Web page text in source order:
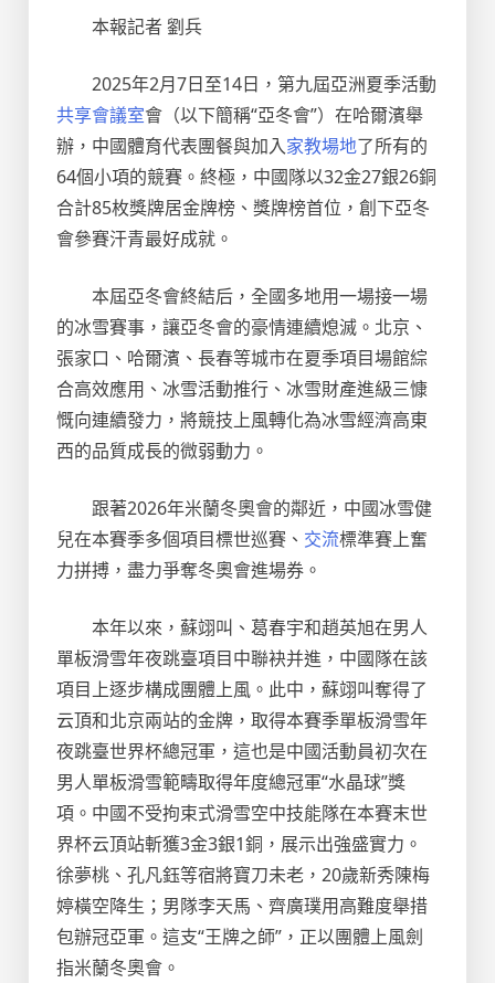
本報記者 劉兵
2025年2月7日至14日，第九屆亞洲夏季活動
共享會議室會（以下簡稱“亞冬會”）在哈爾濱舉
辦，中國體育代表團餐與加入家教場地了所有的
64個小項的競賽。終極，中國隊以32金27銀26銅
合計85枚獎牌居金牌榜、獎牌榜首位，創下亞冬
會參賽汗青最好成就。
本屆亞冬會終結后，全國多地用一場接一場
的冰雪賽事，讓亞冬會的豪情連續熄滅。北京、
張家口、哈爾濱、長春等城市在夏季項目場館綜
合高效應用、冰雪活動推行、冰雪財產進級三慷
慨向連續發力，將競技上風轉化為冰雪經濟高東
西的品質成長的微弱動力。
跟著2026年米蘭冬奧會的鄰近，中國冰雪健
兒在本賽季多個項目標世巡賽、 交流標準賽上奮
力拼搏，盡力爭奪冬奧會進場券。
本年以來，蘇翊叫、葛春宇和趙英旭在男人
單板滑雪年夜跳臺項目中聯袂并進，中國隊在該
項目上逐步構成團體上風。此中，蘇翊叫奪得了
云頂和北京兩站的金牌，取得本賽季單板滑雪年
夜跳臺世界杯總冠軍，這也是中國活動員初次在
男人單板滑雪範疇取得年度總冠軍“水晶球”獎
項。中國不受拘束式滑雪空中技能隊在本賽末世
界杯云頂站斬獲3金3銀1銅，展示出強盛實力。
徐夢桃、孔凡鈺等宿將寶刀未老，20歲新秀陳梅
婷橫空降生；男隊李天馬、齊廣璞用高難度舉措
包辦冠亞軍。這支“王牌之師”，正以團體上風劍
指米蘭冬奧會。